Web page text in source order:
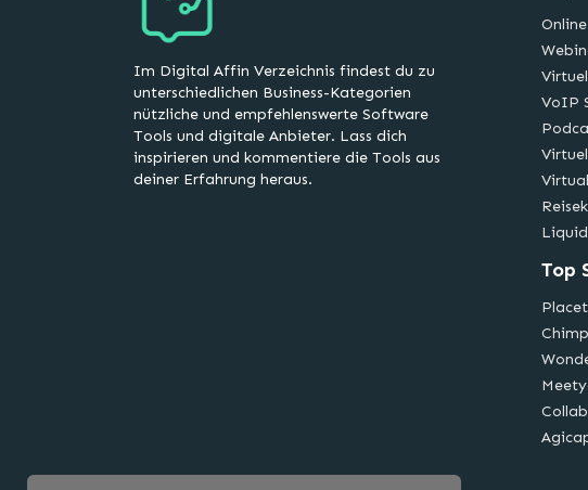
Im Digital Affin Verzeichnis findest du zu
unterschiedlichen Business-Kategorien
nützliche und empfehlenswerte Software
Tools und digitale Anbieter. Lass dich
inspirieren und kommentiere die Tools aus
deiner Erfahrung heraus.
VoIP
Top